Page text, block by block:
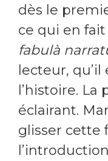
dès le
ce qui en fait
fabulà
lecteur,
l’histoire.
éclairant.
glisser cette